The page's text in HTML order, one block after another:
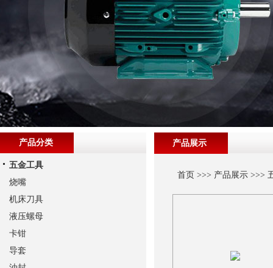
产品展示
首页 >>> 产品展示>>>
产品分类
五金工具
烧嘴
机床刀具
液压螺母
卡钳
导套